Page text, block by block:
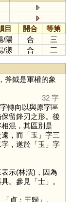
目 開合
等第
/陽 合
三
/漾 合 三
斧鉞是軍權的象
32 字
轉向以與原字區
留鋒刃之形。後
相混，其區別是
，而「玉 」字三
，遂於「玉 」字
示(林澐)，因為
。參見「士」。
貞：王歸」。